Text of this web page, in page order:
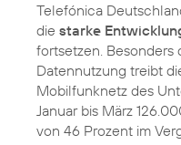
Telefónica
die starke
fortsetzen. Besonders
Datennutzung treibt
Mobilfunknetz des
Januar bis März
von 46 Prozent im